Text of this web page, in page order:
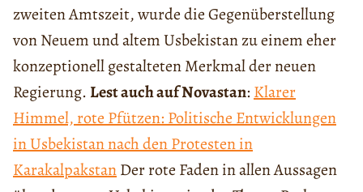
zweiten Amtszeit, wurde die Gegenüberstellung
von Neuem und altem Usbekistan zu einem eher
konzeptionell gestalteten Merkmal der neuen
Regierung. Lest auch auf Novastan: Klarer
Himmel, rote Pfützen: Politische Entwicklungen
in Usbekistan nach den Protesten in
KarakalpakstanDer rote Faden in allen Aussagen